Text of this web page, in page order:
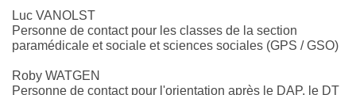
Luc VANOLST
Personne de contact pour les classes de la section
paramédicale et sociale et sciences sociales (GPS / GSO)
Roby WATGEN
Personne de contact pour l'orientation après le DAP, le DT